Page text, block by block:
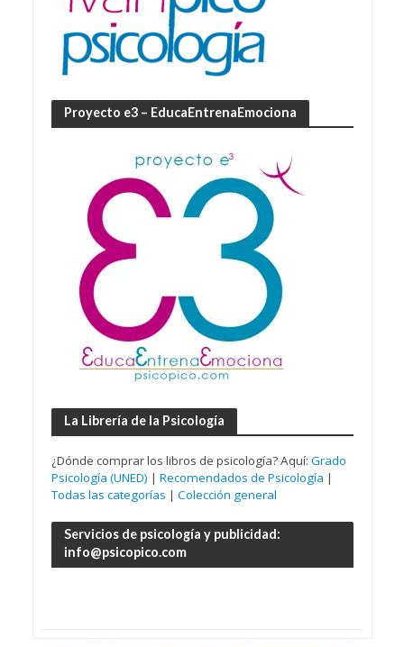
Proyecto e3 – EducaEntrenaEmociona
La Librería de la Psicología
¿Dónde comprar los libros de psicología? Aquí: Grado
Psicología (UNED) | Recomendados de Psicología |
Todas las categorías | Colección general
Servicios de psicología y publicidad:
info@psicopico.com